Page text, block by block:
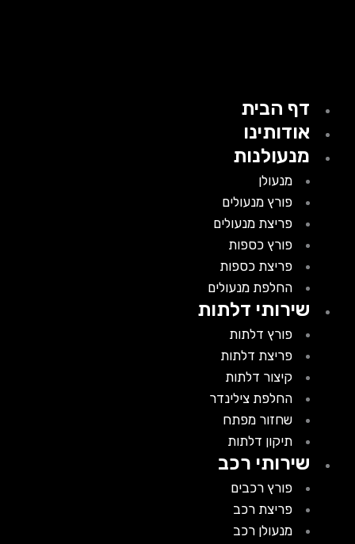
דף הבית
אודותינו
מנעולנות
מנעולן
פורץ מנעולים
פריצת מנעולים
פורץ כספות
פריצת כספות
החלפת מנעולים
שירותי דלתות
פורץ דלתות
פריצת דלתות
קיצור דלתות
החלפת צילינדר
שחזור מפתח
תיקון דלתות
שירותי רכב
פורץ רכבים
פריצת רכב
מנעולן רכב